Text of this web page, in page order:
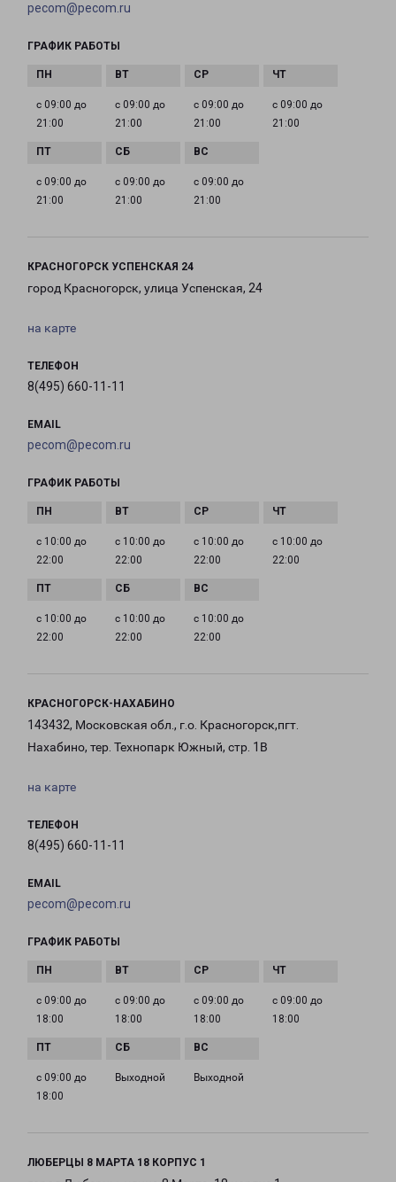
pecom@pecom.ru
ГРАФИК РАБОТЫ
с 09:00 до
21:00
с 09:00 до
21:00
с 09:00 до
21:00
с 09:00 до
21:00
с 09:00 до
21:00
с 09:00 до
21:00
с 09:00 до
21:00
КРАСНОГОРСК УСПЕНСКАЯ 24
город Красногорск, улица Успенская, 24
на карте
ТЕЛЕФОН
8(495) 660-11-11
EMAIL
pecom@pecom.ru
ГРАФИК РАБОТЫ
с 10:00 до
22:00
с 10:00 до
22:00
с 10:00 до
22:00
с 10:00 до
22:00
с 10:00 до
22:00
с 10:00 до
22:00
с 10:00 до
22:00
КРАСНОГОРСК-НАХАБИНО
143432, Московская обл., г.о. Красногорск,пгт.
Нахабино, тер. Технопарк Южный, стр. 1В
на карте
ТЕЛЕФОН
8(495) 660-11-11
EMAIL
pecom@pecom.ru
ГРАФИК РАБОТЫ
с 09:00 до
18:00
с 09:00 до
18:00
с 09:00 до
18:00
с 09:00 до
18:00
с 09:00 до
18:00
Выходной Выходной
ЛЮБЕРЦЫ 8 МАРТА 18 КОРПУС 1